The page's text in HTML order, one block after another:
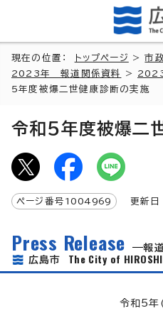
現在の位置： トップページ >市
2023年 報道関係資料
>
5年度被爆二世健康診断の実施
令和5年度被爆二
ページ番号 1004969 更新日
Press Release
報
広島市 The City of
令和5年